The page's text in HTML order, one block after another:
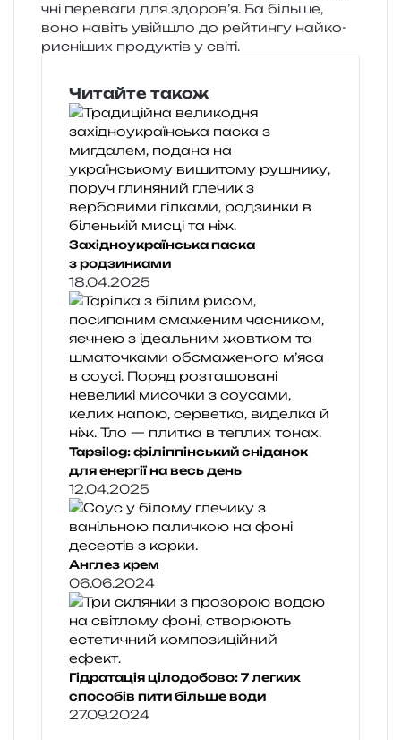
чні пере­ва­ги для здоров’я. Ба біль­ше,
воно навіть уві­йшло до рей­тин­гу най­ко­
ри­сні­ших про­ду­ктів у світі.
Читайте також
Західноукраїнська паска
з родзинками
18.04.2025
Tapsilog: філіппінський сніданок
для енергії на весь день
12.04.2025
Англез крем
06.06.2024
Гідратація цілодобово: 7 легких
способів пити більше води
27.09.2024